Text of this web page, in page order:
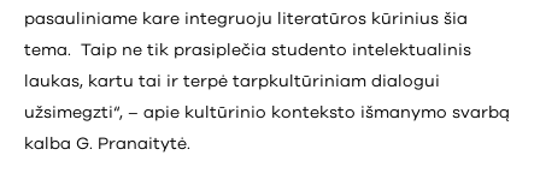
pasauliniame kare integruoju literatūros kūrinius šia
tema. Taip ne tik prasiplečia studento intelektualinis
laukas, kartu tai ir terpė tarpkultūriniam dialogui
užsimegzti“, – apie kultūrinio konteksto išmanymo svarbą
kalba G. Pranaitytė.